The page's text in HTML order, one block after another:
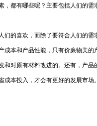
，都有哪些呢？主要包括人们的需
们的喜欢，而除了要符合人们的需
成本和产品性能，只有价廉物美的
和对原有材料改进的。还有，产品
本投入，才会有更好的发展市场